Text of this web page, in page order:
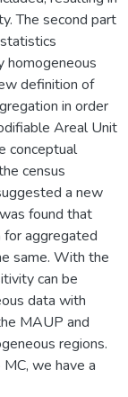
The second part
homogeneous
definition of
in order
Areal Unit
conceptual
census
a new
found that
for aggregated
same. With the
can be
data with
MAUP and
regions.
we have a